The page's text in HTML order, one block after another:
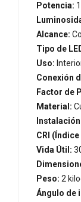
Potencia:
Alcance:
Tipo de
Uso:
Conexión
Factor de
Material:
CRI
Vida Útil:
Peso: 2
Ángulo de